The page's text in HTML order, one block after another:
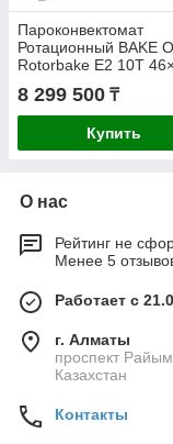
Пароконвектомат
Ротационный BAKE
Rotorbake E2 10T
8 299 500 ₸
Купить
О нас
Рейтинг не
Менее 5
Работает с
г. Алматы
проспект
Казахстан
Контакты